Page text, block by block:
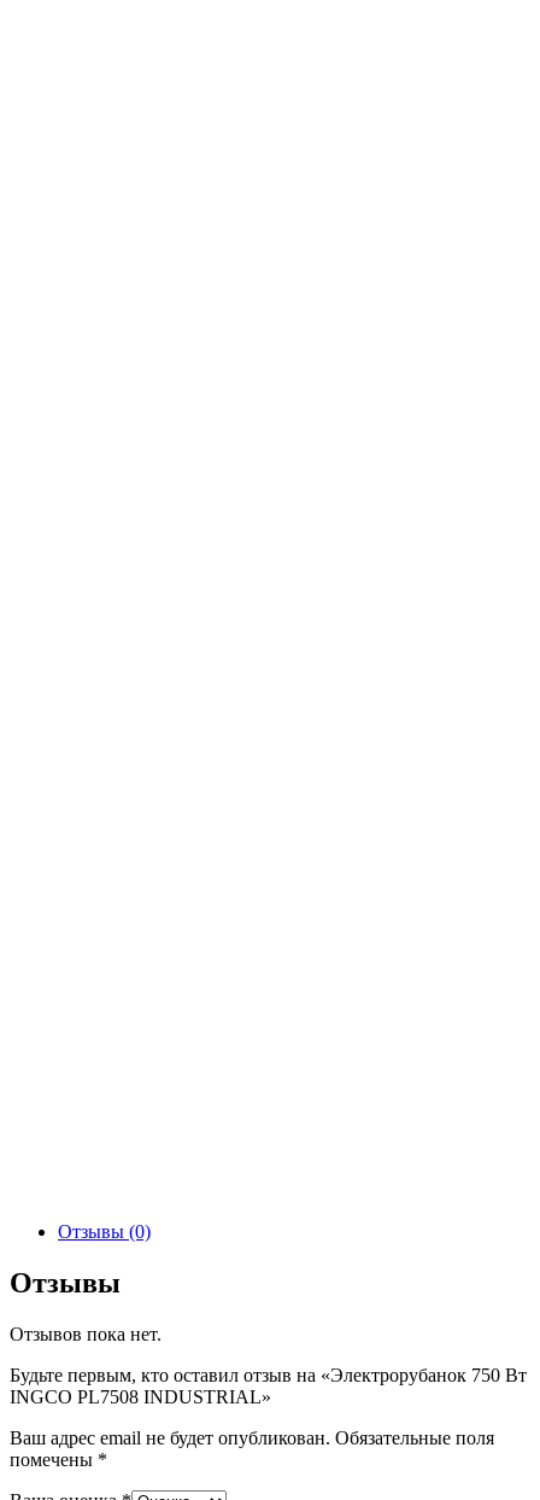
Отзывы (0)
Отзывы
Отзывов пока нет.
Будьте первым, кто оставил отзыв на «Электрорубанок 750 Вт
INGCO PL7508 INDUSTRIAL»
Ваш адрес email не будет опубликован. Обязательные поля
помечены *